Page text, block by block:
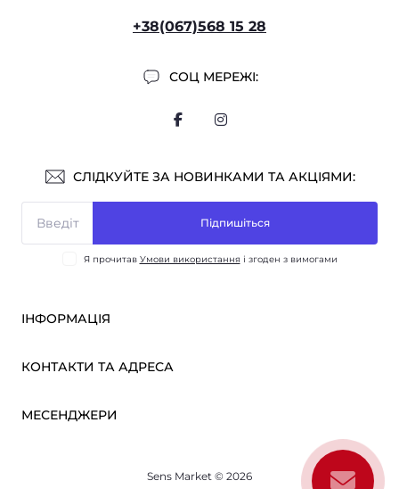
+38(067)568 15 28
СОЦ МЕРЕЖІ:
СЛІДКУЙТЕ ЗА НОВИНКАМИ ТА АКЦІЯМИ:
Підпишіться
Я прочитав Умови використання і згоден з вимогами
ІНФОРМАЦІЯ
ОПТ
Про нас
Повернення товару
КОНТАКТИ ТА АДРЕСА
МЕСЕНДЖЕРИ
Sens Market © 2026